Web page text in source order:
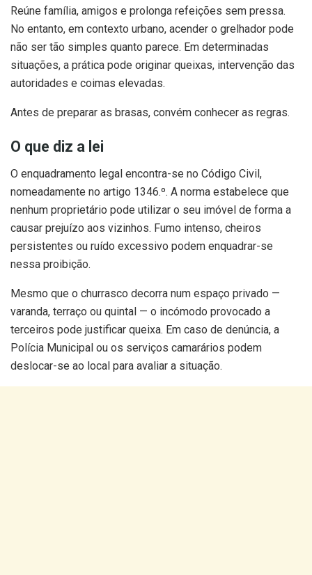
Reúne família, amigos e prolonga refeições sem pressa.
No entanto, em contexto urbano, acender o grelhador pode
não ser tão simples quanto parece. Em determinadas
situações, a prática pode originar queixas, intervenção das
autoridades e coimas elevadas.
Antes de preparar as brasas, convém conhecer as regras.
O que diz a lei
O enquadramento legal encontra-se no Código Civil,
nomeadamente no artigo 1346.º. A norma estabelece que
nenhum proprietário pode utilizar o seu imóvel de forma a
causar prejuízo aos vizinhos. Fumo intenso, cheiros
persistentes ou ruído excessivo podem enquadrar-se
nessa proibição.
Mesmo que o churrasco decorra num espaço privado —
varanda, terraço ou quintal — o incómodo provocado a
terceiros pode justificar queixa. Em caso de denúncia, a
Polícia Municipal ou os serviços camarários podem
deslocar-se ao local para avaliar a situação.